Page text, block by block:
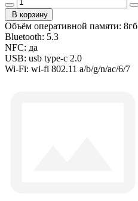
В корзину
Объём оперативной памяти: 8гб
Bluetooth: 5.3
NFC: да
USB: usb type-c 2.0
Wi-Fi: wi-fi 802.11 a/b/g/n/ac/6/7